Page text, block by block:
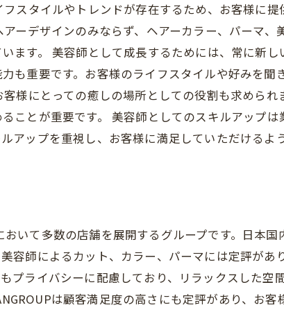
スタイルやトレンドが存在するため、お客様に
ーデザインのみならず、ヘアーカラー、パーマ
ます。 美容師として成長するためには、常に新
も重要です。お客様のライフスタイルや好みを
様にとっての癒しの場所としての役割も求めら
ことが重要です。 美容師としてのスキルアップ
アップを重視し、お客様に満足していただけるよ
おいて多数の店舗を展開するグループです。日本
容師によるカット、カラー、パーマには定評が
プライバシーに配慮しており、リラックスした空
は顧客満足度の高さにも定評があり、お